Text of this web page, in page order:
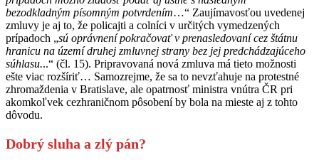
bezodkladným písomným potvrdením…“ Zaujímavosťou uvedenej
zmluvy je aj to, že policajti a colníci v určitých vymedzených
prípadoch „sú oprávnení pokračovať v prenasledovaní cez štátnu
hranicu na území druhej zmluvnej strany bez jej predchádzajúceho
súhlasu...“ (čl. 15). Pripravovaná nová zmluva má tieto možnosti
ešte viac rozšíriť… Samozrejme, že sa to nevzťahuje na protestné
zhromaždenia v Bratislave, ale opatrnosť ministra vnútra ČR pri
akomkoľvek cezhraničnom pôsobení by bola na mieste aj z tohto
dôvodu.
Dobrý sluha a zlý pán?